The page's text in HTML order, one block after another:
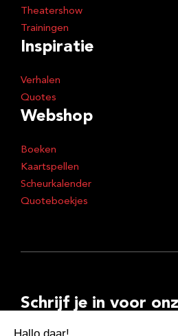
Theatershow
Trainingen
Inspiratie
Verhalen
Quotes
Webshop
Boeken
Kaartspellen
Scheurkalender
Quoteboekjes
Schrijf je in voor